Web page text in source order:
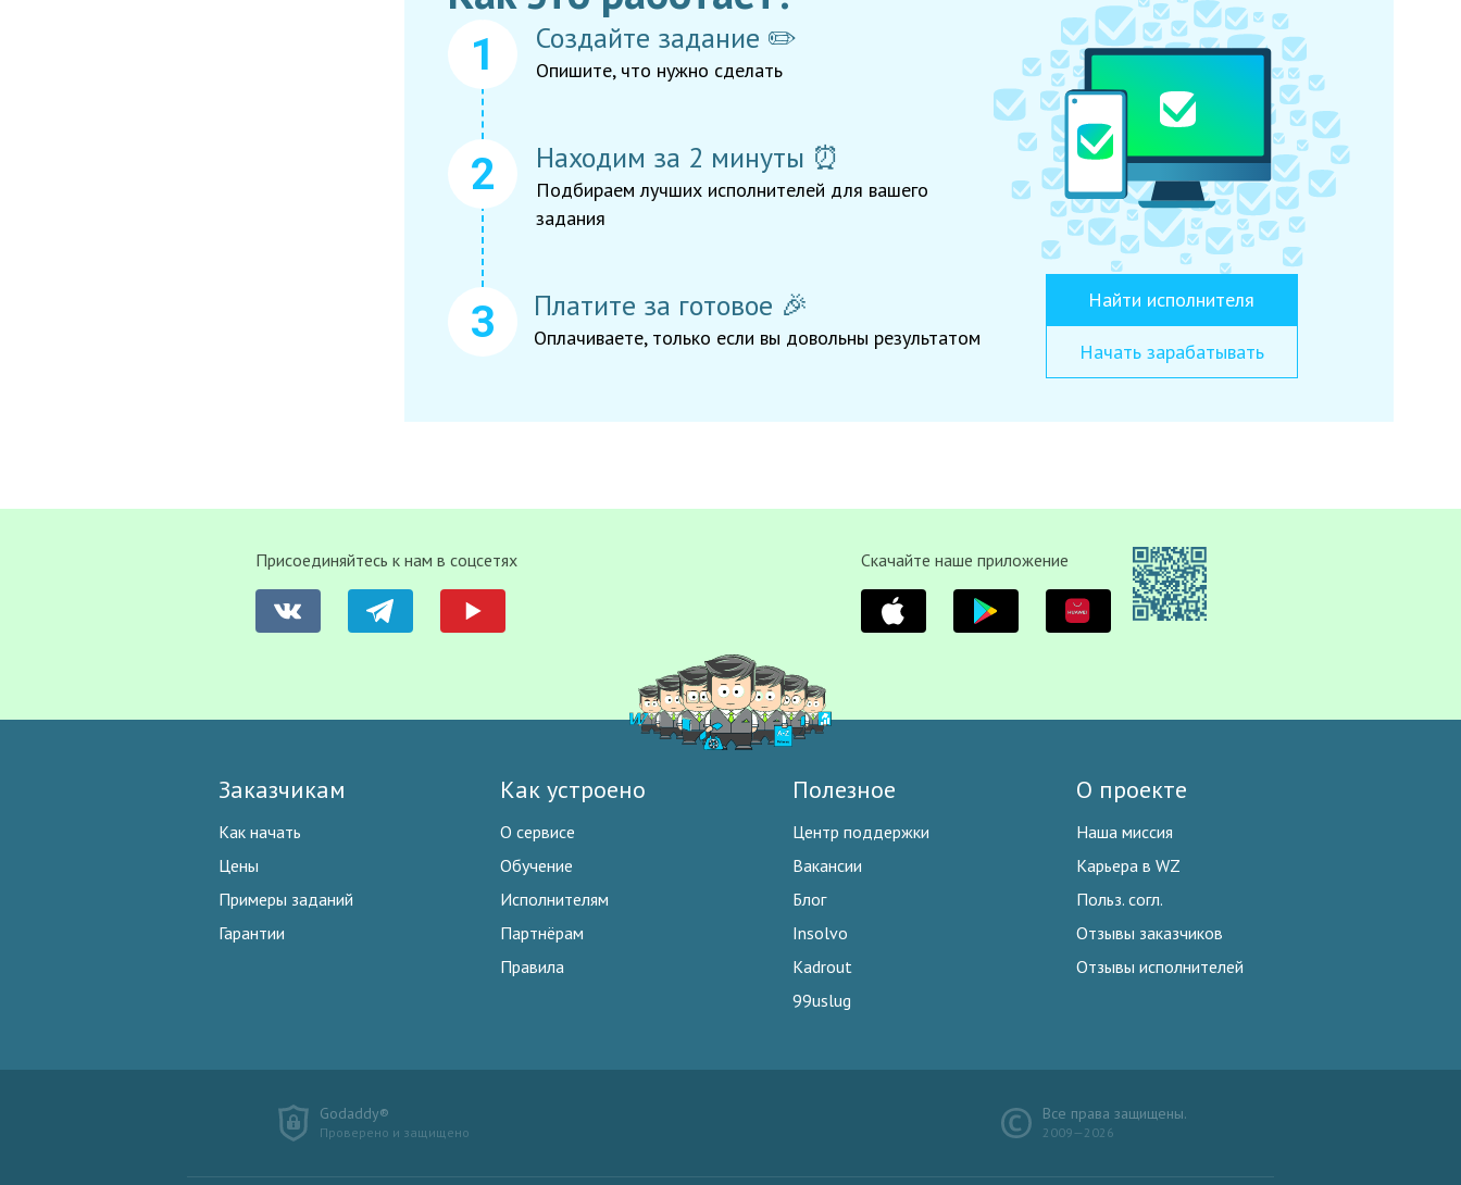
Создайте задание ✏️
Опишите, что нужно сделать
Находим за 2 минуты ⏰
Подбираем лучших исполнителей для вашего
задания
Платите за готовое 🎉
Оплачиваете, только если вы довольны результатом
Найти исполнителя
Начать зарабатывать
Присоединяйтесь к нам в соцсетях Скачайте наше приложение
Заказчикам
Как начать
Цены
Примеры заданий
Гарантии
Как устроено
О сервисе
Обучение
Исполнителям
Партнёрам
Правила
Полезное
Центр поддержки
Вакансии
Блог
Insolvo
Kadrout
99uslug
О проекте
Наша миссия
Карьера в WZ
Польз. согл.
Отзывы заказчиков
Отзывы исполнителей
Godaddy®
Проверено и защищено
Все права защищены.
2009—2026